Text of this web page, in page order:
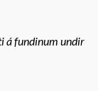
á fundinum undir